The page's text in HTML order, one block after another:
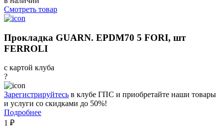
Смотреть товар
Прокладка GUARN. EPDM70 5 FORI, шт
FERROLI
с картой клуба
?
Зарегистрируйтесь в клубе ГПС и приобретайте наши товары
и услуги со скидками до 50%!
Подробнее
1 ₽